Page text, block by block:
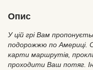
Опис
У цій грі Вам
подорожжю по
карти маршрутів,
проходити Ваш потяг.